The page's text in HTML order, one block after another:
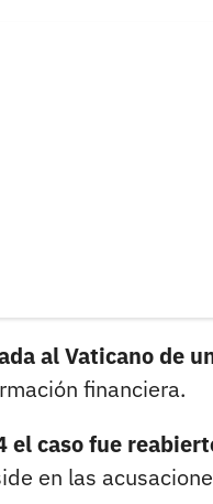
al Vaticano de
financiera.
el caso fue
en las